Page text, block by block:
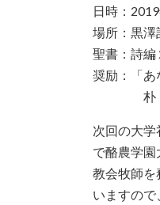
日時：
場所：黒澤
聖書：詩編
奨励：「
朴 美愛
次回の大
で酪農学
教会牧師を
いますの